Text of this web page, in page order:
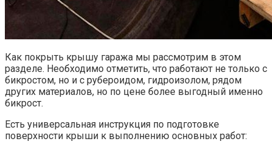
Как покрыть крышу гаража мы рассмотрим в этом
разделе. Необходимо отметить, что работают не только с
бикростом, но и с рубероидом, гидроизолом, рядом
других материалов, но по цене более выгодный именно
бикрост.
Есть универсальная инструкция по подготовке
поверхности крыши к выполнению основных работ: